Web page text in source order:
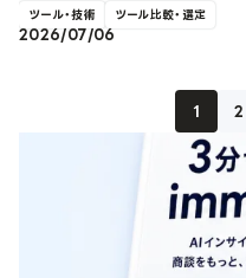
ツール・技術 ツール比較・選定
2026/07/06
1 2